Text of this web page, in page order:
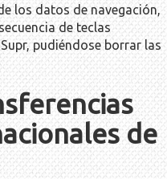
los datos de navegación,
de teclas
pudiéndose borrar las
de